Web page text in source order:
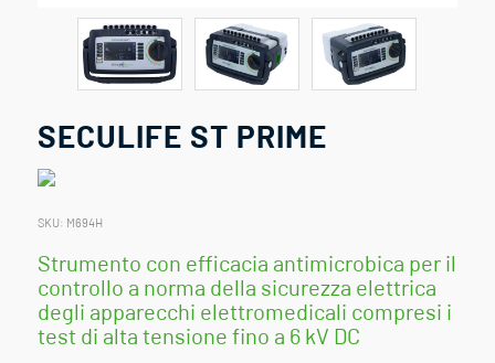
SECULIFE ST PRIME
SKU: M694H
Strumento con efficacia antimicrobica per il
controllo a norma della sicurezza elettrica
degli apparecchi elettromedicali compresi i
test di alta tensione fino a 6 kV DC